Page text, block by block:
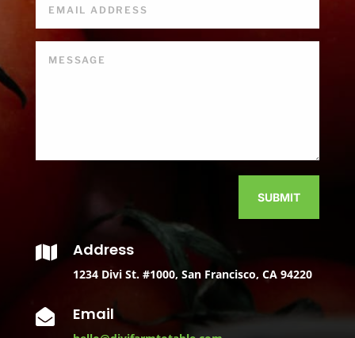
SUBMIT
 Address
1234 Divi St. #1000, San Francisco, CA 94220
 Email